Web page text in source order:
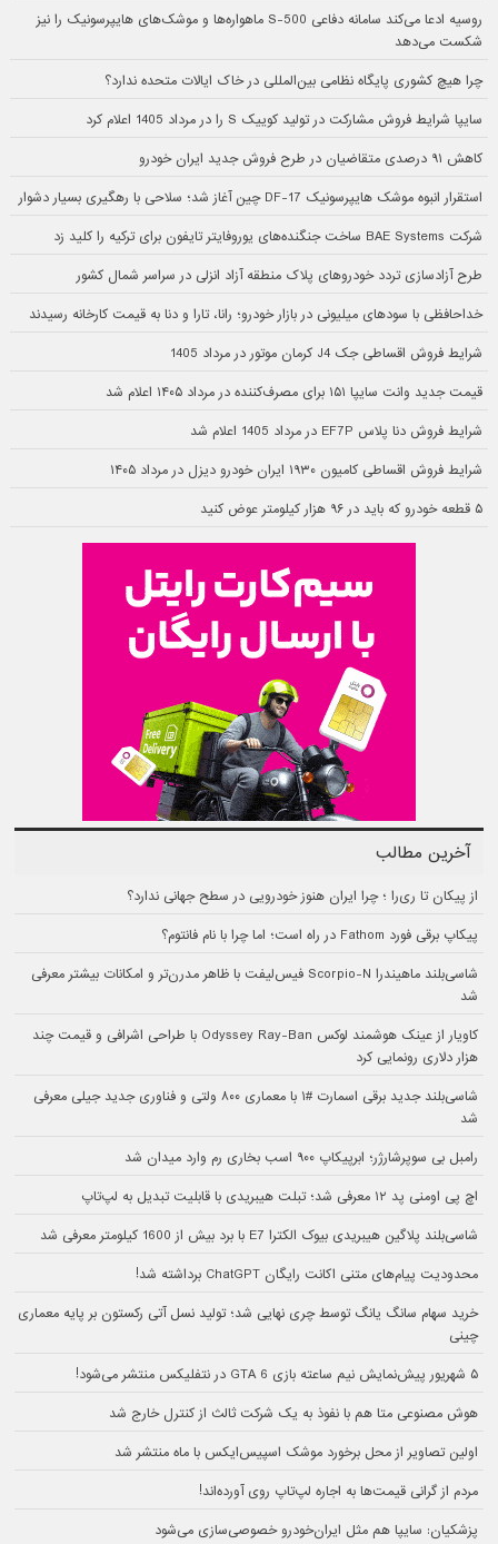
روسیه ادعا می‌کند سامانه دفاعی S-500 ماهواره‌ها و موشک‌های هایپرسونیک را نیز
شکست می‌دهد
چرا هیچ کشوری پایگاه نظامی بین‌المللی در خاک ایالات متحده ندارد؟
سایپا شرایط فروش مشارکت در تولید کوییک S را در مرداد 1405 اعلام کرد
کاهش ۹۱ درصدی متقاضیان در طرح فروش جدید ایران خودرو
استقرار انبوه موشک هایپرسونیک DF-17 چین آغاز شد؛ سلاحی با رهگیری بسیار دشوار
شرکت BAE Systems ساخت جنگنده‌های یوروفایتر تایفون برای ترکیه را کلید زد
طرح آزادسازی تردد خودروهای پلاک منطقه آزاد انزلی در سراسر شمال کشور
خداحافظی با سودهای میلیونی در بازار خودرو؛ رانا، تارا و دنا به قیمت کارخانه رسیدند
شرایط فروش اقساطی جک J4 کرمان موتور در مرداد 1405
قیمت جدید وانت سایپا ۱۵۱ برای مصرف‌کننده در مرداد ۱۴۰۵ اعلام شد
شرایط فروش دنا پلاس EF7P در مرداد 1405 اعلام شد
شرایط فروش اقساطی کامیون ۱۹۳۰ ایران خودرو دیزل در مرداد ۱۴۰۵
۵ قطعه خودرو که باید در ۹۶ هزار کیلومتر عوض کنید
آخرین مطالب
از پیکان تا ری‌را ؛ چرا ایران هنوز خودرویی در سطح جهانی ندارد؟
پیکاپ برقی فورد Fathom در راه است؛ اما چرا با نام فانتوم؟
شاسی‌بلند ماهیندرا Scorpio-N فیس‌لیفت با ظاهر مدرن‌تر و امکانات بیشتر معرفی
شد
کاویار از عینک هوشمند لوکس Odyssey Ray-Ban با طراحی اشرافی و قیمت چند
هزار دلاری رونمایی کرد
شاسی‌بلند جدید برقی اسمارت #۱ با معماری ۸۰۰ ولتی و فناوری جدید جیلی معرفی
شد
رامبل بی سوپرشارژر؛ ابرپیکاپ ۹۰۰ اسب بخاری رم وارد میدان شد
اچ پی اومنی پد ۱۲ معرفی شد؛ تبلت هیبریدی با قابلیت تبدیل به لپ‌تاپ
شاسی‌بلند پلاگین هیبریدی بیوک الکترا E7 با برد بیش از 1600 کیلومتر معرفی شد
محدودیت پیام‌های متنی اکانت رایگان ChatGPT برداشته شد!
خرید سهام سانگ‌ یانگ توسط چری نهایی شد؛ تولید نسل آتی رکستون بر پایه معماری
چینی
۵ شهریور پیش‌نمایش نیم ساعته بازی GTA 6 در نتفلیکس منتشر می‌شود!
هوش مصنوعی متا هم با نفوذ به یک شرکت ثالث از کنترل خارج شد
اولین تصاویر از محل برخورد موشک اسپیس‌ایکس با ماه منتشر شد
مردم از گرانی قیمت‌ها به اجاره لپ‌تاپ روی آورده‌اند!
پزشکیان: سایپا هم مثل ایران‌خودرو خصوصی‌سازی می‌شود